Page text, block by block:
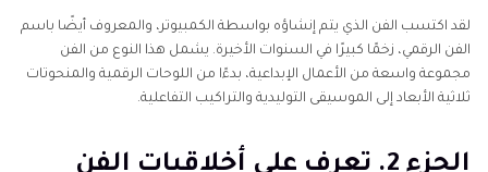
لقد اكتسب الفن الذي يتم إنشاؤه بواسطة الكمبيوتر، والمعروف أيضًا باسم
الفن الرقمي، زخمًا كبيرًا في السنوات الأخيرة. يشمل هذا النوع من الفن
مجموعة واسعة من الأعمال الإبداعية، بدءًا من اللوحات الرقمية والمنحوتات
ثلاثية الأبعاد إلى الموسيقى التوليدية والتراكيب التفاعلية.
الجزء 2. تعرف على أخلاقيات الفن